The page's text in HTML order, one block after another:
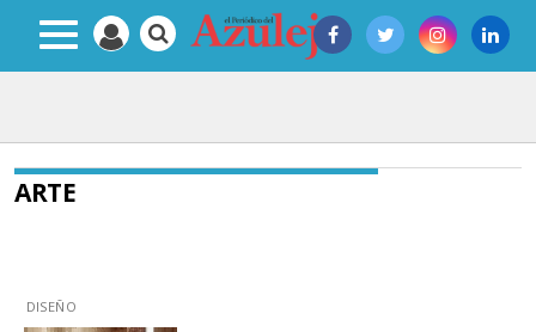
ARTE
DISEÑO